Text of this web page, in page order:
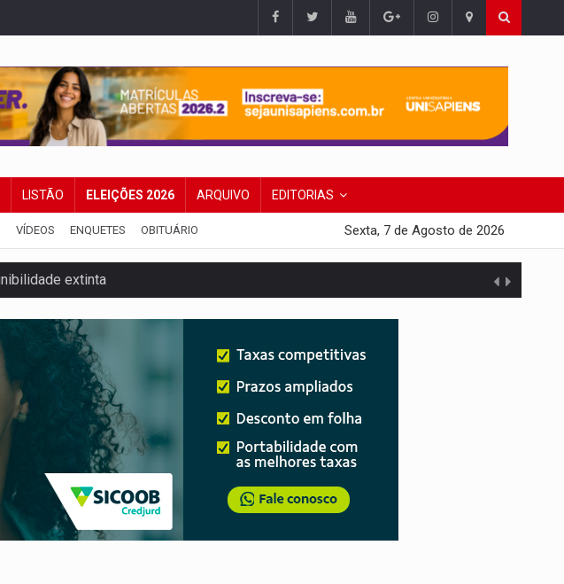
LISTÃO ELEIÇÕES 2026 ARQUIVO EDITORIAS
VÍDEOS ENQUETES OBITUÁRIO Sexta, 7 de Agosto de 2026
extinta
para R$ 155 mil
com entrada gratuita
do SUS